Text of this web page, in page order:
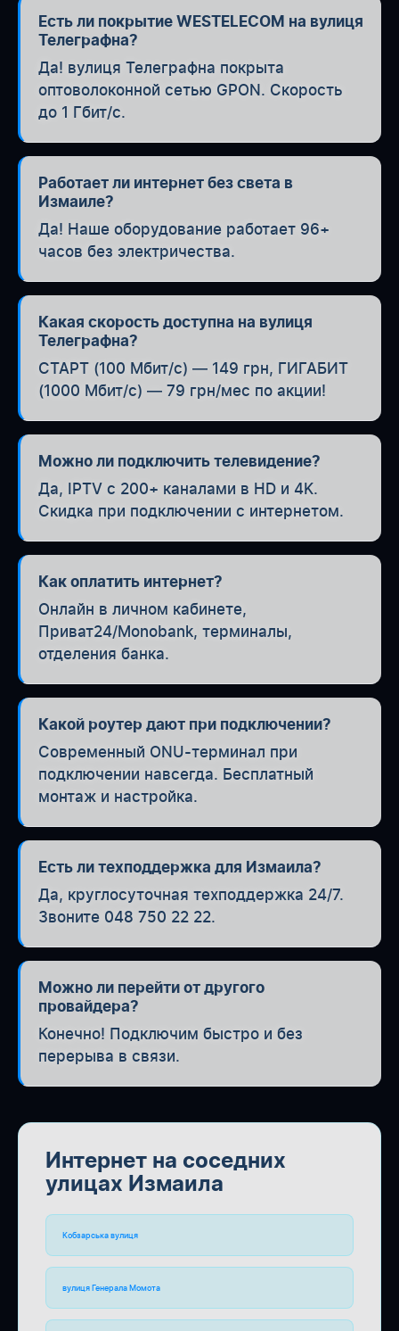
Есть ли покрытие WESTELECOM на вулиця
Телеграфна?
Да! вулиця Телеграфна покрыта
оптоволоконной сетью GPON. Скорость
до 1 Гбит/с.
Работает ли интернет без света в
Измаиле?
Да! Наше оборудование работает 96+
часов без электричества.
Какая скорость доступна на вулиця
Телеграфна?
СТАРТ (100 Мбит/с) — 149 грн, ГИГАБИТ
(1000 Мбит/с) — 79 грн/мес по акции!
Можно ли подключить телевидение?
Да, IPTV с 200+ каналами в HD и 4K.
Скидка при подключении с интернетом.
Как оплатить интернет?
Онлайн в личном кабинете,
Приват24/Monobank, терминалы,
отделения банка.
Какой роутер дают при подключении?
Современный ONU-терминал при
подключении навсегда. Бесплатный
монтаж и настройка.
Есть ли техподдержка для Измаила?
Да, круглосуточная техподдержка 24/7.
Звоните 048 750 22 22.
Можно ли перейти от другого
провайдера?
Конечно! Подключим быстро и без
перерыва в связи.
Интернет на соседних
улицах Измаила
Кобзарська вулиця
вулиця Генерала Момота